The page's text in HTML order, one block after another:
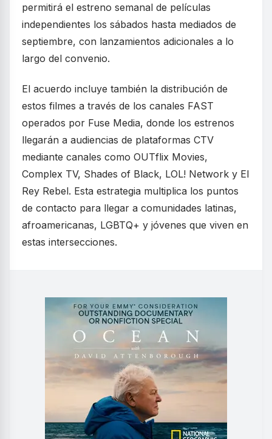
permitirá el estreno semanal de películas
independientes los sábados hasta mediados de
septiembre, con lanzamientos adicionales a lo
largo del convenio.
El acuerdo incluye también la distribución de
estos filmes a través de los canales FAST
operados por Fuse Media, donde los estrenos
llegarán a audiencias de plataformas CTV
mediante canales como OUTflix Movies,
Complex TV, Shades of Black, LOL! Network y El
Rey Rebel. Esta estrategia multiplica los puntos
de contacto para llegar a comunidades latinas,
afroamericanas, LGBTQ+ y jóvenes que viven en
estas intersecciones.